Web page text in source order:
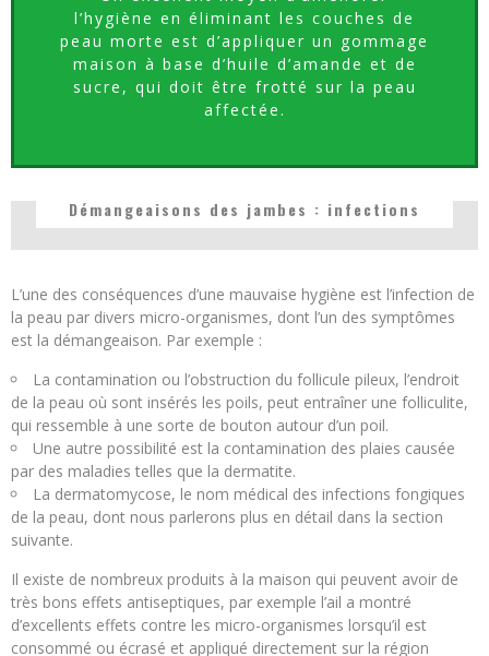
l’hygiène en éliminant les couches de
peau morte est d’appliquer un gommage
maison à base d’huile d’amande et de
sucre, qui doit être frotté sur la peau
affectée.
Démangeaisons des jambes : infections
L’une des conséquences d’une mauvaise hygiène est l’infection de
la peau par divers micro-organismes, dont l’un des symptômes
est la démangeaison. Par exemple :
La contamination ou l’obstruction du follicule pileux, l’endroit
de la peau où sont insérés les poils, peut entraîner une folliculite,
qui ressemble à une sorte de bouton autour d’un poil.
Une autre possibilité est la contamination des plaies causée
par des maladies telles que la dermatite.
La dermatomycose, le nom médical des infections fongiques
de la peau, dont nous parlerons plus en détail dans la section
suivante.
Il existe de nombreux produits à la maison qui peuvent avoir de
très bons effets antiseptiques, par exemple l’ail a montré
d’excellents effets contre les micro-organismes lorsqu’il est
consommé ou écrasé et appliqué directement sur la région